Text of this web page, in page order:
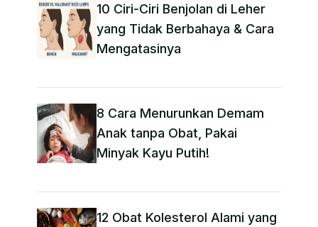
10 Ciri-Ciri Benjolan di Leher
yang Tidak Berbahaya & Cara
Mengatasinya
8 Cara Menurunkan Demam
Anak tanpa Obat​, Pakai
Minyak Kayu Putih!
12 Obat Kolesterol Alami yang